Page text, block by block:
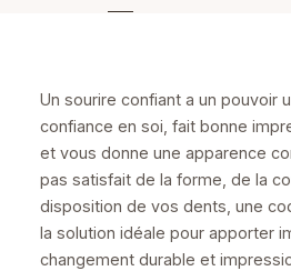
Un sourire confiant a un pouvoir
confiance en soi, fait bonne
et vous donne une apparence
pas satisfait de la forme, de la
disposition de vos dents, une
la solution idéale pour apporter
changement durable et